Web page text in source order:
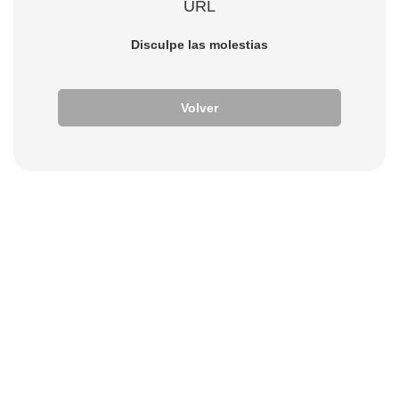
URL
Disculpe las molestias
Volver